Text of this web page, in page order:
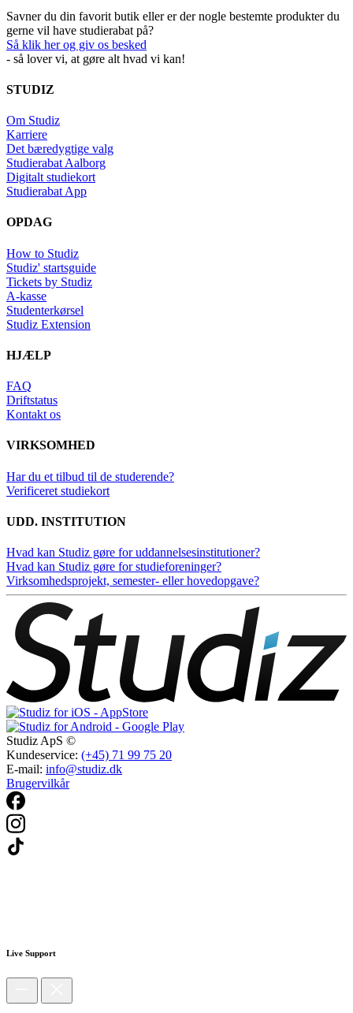
Savner du din favorit butik eller er der nogle bestemte produkter du
gerne vil have studierabat på?
Så klik her og giv os besked
- så lover vi, at gøre alt hvad vi kan!
STUDIZ
Om Studiz
Karriere
Det bæredygtige valg
Studierabat Aalborg
Digitalt studiekort
Studierabat App
OPDAG
How to Studiz
Studiz' startsguide
Tickets by Studiz
A-kasse
Studenterkørsel
Studiz Extension
HJÆLP
FAQ
Driftstatus
Kontakt os
VIRKSOMHED
Har du et tilbud til de studerende?
Verificeret studiekort
UDD. INSTITUTION
Hvad kan Studiz gøre for uddannelsesinstitutioner?
Hvad kan Studiz gøre for studieforeninger?
Virksomhedsprojekt, semester- eller hovedopgave?
Studiz ApS ©
Kundeservice: (+45) 71 99 75 20
E-mail: info@studiz.dk
Brugervilkår
Live Support